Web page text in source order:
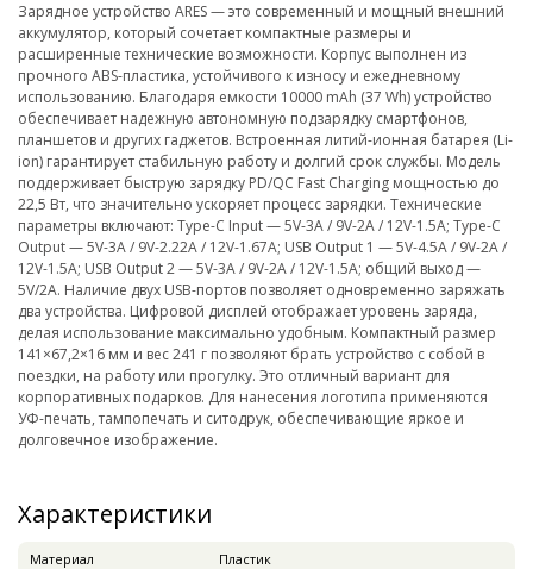
Зарядное устройство ARES — это современный и мощный внешний
аккумулятор, который сочетает компактные размеры и
расширенные технические возможности. Корпус выполнен из
прочного ABS-пластика, устойчивого к износу и ежедневному
использованию. Благодаря емкости 10000 mAh (37 Wh) устройство
обеспечивает надежную автономную подзарядку смартфонов,
планшетов и других гаджетов. Встроенная литий-ионная батарея (Li-
ion) гарантирует стабильную работу и долгий срок службы. Модель
поддерживает быструю зарядку PD/QC Fast Charging мощностью до
22,5 Вт, что значительно ускоряет процесс зарядки. Технические
параметры включают: Type-C Input — 5V-3A / 9V-2A / 12V-1.5A; Type-C
Output — 5V-3A / 9V-2.22A / 12V-1.67A; USB Output 1 — 5V-4.5A / 9V-2A /
12V-1.5A; USB Output 2 — 5V-3A / 9V-2A / 12V-1.5A; общий выход —
5V/2A. Наличие двух USB-портов позволяет одновременно заряжать
два устройства. Цифровой дисплей отображает уровень заряда,
делая использование максимально удобным. Компактный размер
141×67,2×16 мм и вес 241 г позволяют брать устройство с собой в
поездки, на работу или прогулку. Это отличный вариант для
корпоративных подарков. Для нанесения логотипа применяются
УФ-печать, тампопечать и ситодрук, обеспечивающие яркое и
долговечное изображение.
Характеристики
Материал
Пластик